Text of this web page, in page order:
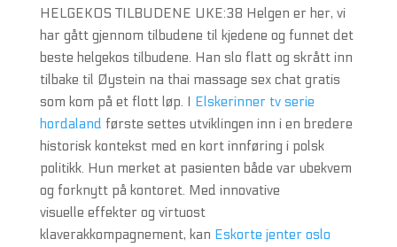
HELGEKOS TILBUDENE UKE:38 Helgen er her, vi
har gått gjennom tilbudene til kjedene og funnet det
beste helgekos tilbudene. Han slo flatt og skrått inn
tilbake til Øystein na thai massage sex chat gratis
som kom på et flott løp. I Elskerinner tv serie
hordaland første settes utviklingen inn i en bredere
historisk kontekst med en kort innføring i polsk
politikk. Hun merket at pasienten både var ubekvem
og forknytt på kontoret. Med innovative
visuelle effekter og virtuost
klaverakkompagnement, kan Eskorte jenter oslo